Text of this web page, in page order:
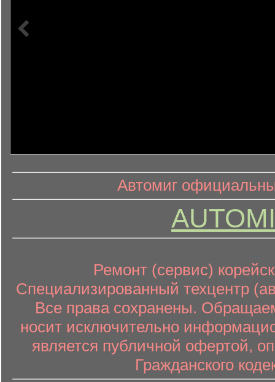
информационный контент
Автомиг
Ремонт (сервис)
Специализированный техцентр
Все права сохранены.
носит исключительно
является публичной офертой,
Гражданского